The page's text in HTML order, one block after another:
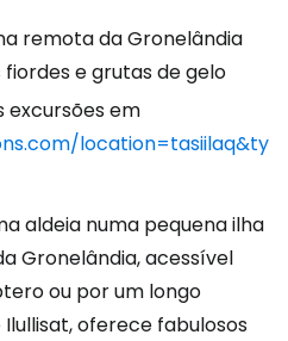
remota da Gronelândia
e grutas de gelo
excursões em
location=tasiilaq&ty
aldeia numa pequena ilha
Gronelândia, acessível
ou por um longo
oferece fabulosos